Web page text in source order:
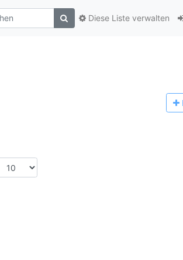
Diese Liste verwalten